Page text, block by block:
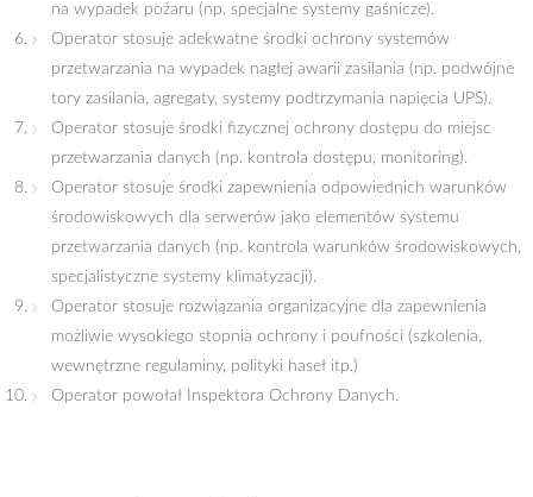
na wypadek pożaru (np. specjalne systemy gaśnicze).
Operator stosuje adekwatne środki ochrony systemów
przetwarzania na wypadek nagłej awarii zasilania (np. podwójne
tory zasilania, agregaty, systemy podtrzymania napięcia UPS).
Operator stosuje środki fizycznej ochrony dostępu do miejsc
przetwarzania danych (np. kontrola dostępu, monitoring).
Operator stosuje środki zapewnienia odpowiednich warunków
środowiskowych dla serwerów jako elementów systemu
przetwarzania danych (np. kontrola warunków środowiskowych,
specjalistyczne systemy klimatyzacji).
Operator stosuje rozwiązania organizacyjne dla zapewnienia
możliwie wysokiego stopnia ochrony i poufności (szkolenia,
wewnętrzne regulaminy, polityki haseł itp.)
Operator powołał Inspektora Ochrony Danych.